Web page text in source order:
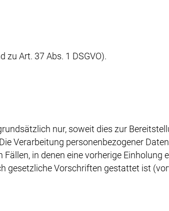
Art. 37 Abs. 1 DSGVO).
nur, soweit dies zur
Verarbeitung personenbezogener
in denen eine vorherige Einholung
gesetzliche Vorschriften gestattet ist